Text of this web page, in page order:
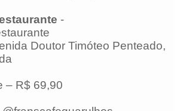
-
Doutor Timóteo Penteado,
– R$ 69,90